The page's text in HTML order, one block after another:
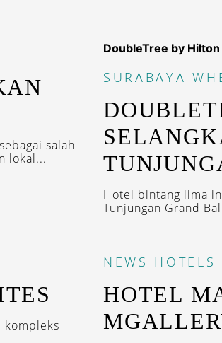
salah
lokal...
DoubleTree by
SURABAYA
Hotel bintang lima
Tunjungan Grand
kompleks
NEWS HOTELS
HOTEL